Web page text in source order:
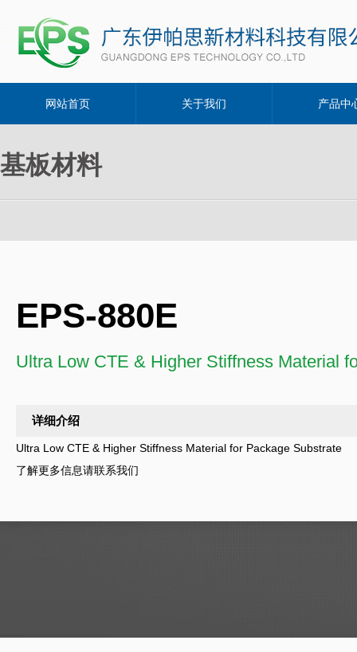
网站首页 关于我们 产品中
基板材料
EPS-880E
Ultra Low CTE & Higher Stiffness Material
详细介绍
Ultra Low CTE & Higher Stiffness Material for Package Substrate
了解更多信息请联系我们